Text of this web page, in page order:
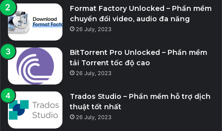
Format Factory Unlocked – Phần mềm
chuyển đổi video, audio đa năng
26 July, 2023
BitTorrent Pro Unlocked – Phần mềm
tải Torrent tốc độ cao
26 July, 2023
Trados Studio – Phần mềm hỗ trợ dịch
thuật tốt nhất
26 July, 2023